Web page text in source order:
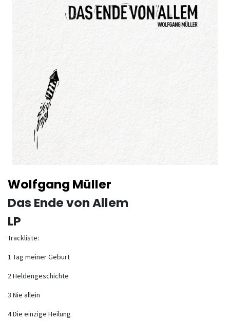
Wolfgang Müller
Das Ende von Allem
LP
Trackliste:
1 Tag meiner Geburt
2 Heldengeschichte
3 Nie allein
4 Die einzige Heilung